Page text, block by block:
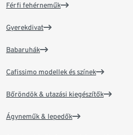
Férfi fehérneműk
Gyerekdivat
Babaruhák
Cafissimo modellek és színek
Bőröndök & utazási kiegészítők
Ágyneműk & lepedők